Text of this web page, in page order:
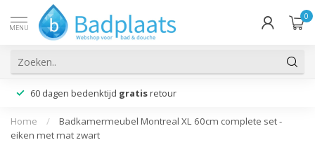
MENU
0
60 dagen bedenktijd gratis retour
Home /
Badkamermeubel Montreal XL 60cm complete set -
eiken met mat zwart